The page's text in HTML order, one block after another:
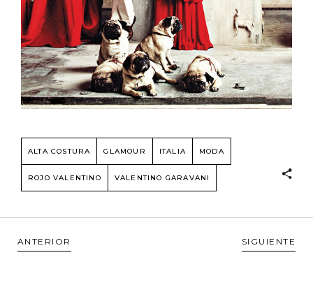
ALTA COSTURA GLAMOUR ITALIA MODA
ROJO VALENTINO VALENTINO GARAVANI
ANTERIOR SIGUIENTE